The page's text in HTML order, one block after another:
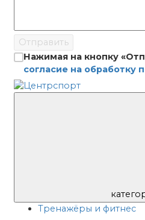
Отправить
Нажимая на кнопку
согласие на обработку
Тренажёры и фитнес